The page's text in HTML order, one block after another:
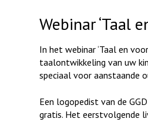
Webinar ‘Taal
In het webinar ‘Taal en
taalontwikkeling van uw
speciaal voor aanstaande
Een logopedist van de
gratis. Het eerstvolgende